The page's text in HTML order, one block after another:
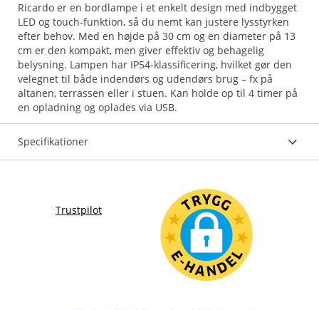
Ricardo er en bordlampe i et enkelt design med indbygget
LED og touch-funktion, så du nemt kan justere lysstyrken
efter behov. Med en højde på 30 cm og en diameter på 13
cm er den kompakt, men giver effektiv og behagelig
belysning. Lampen har IP54-klassificering, hvilket gør den
velegnet til både indendørs og udendørs brug – fx på
altanen, terrassen eller i stuen. Kan holde op til 4 timer på
en opladning og oplades via USB.
Specifikationer
Trustpilot